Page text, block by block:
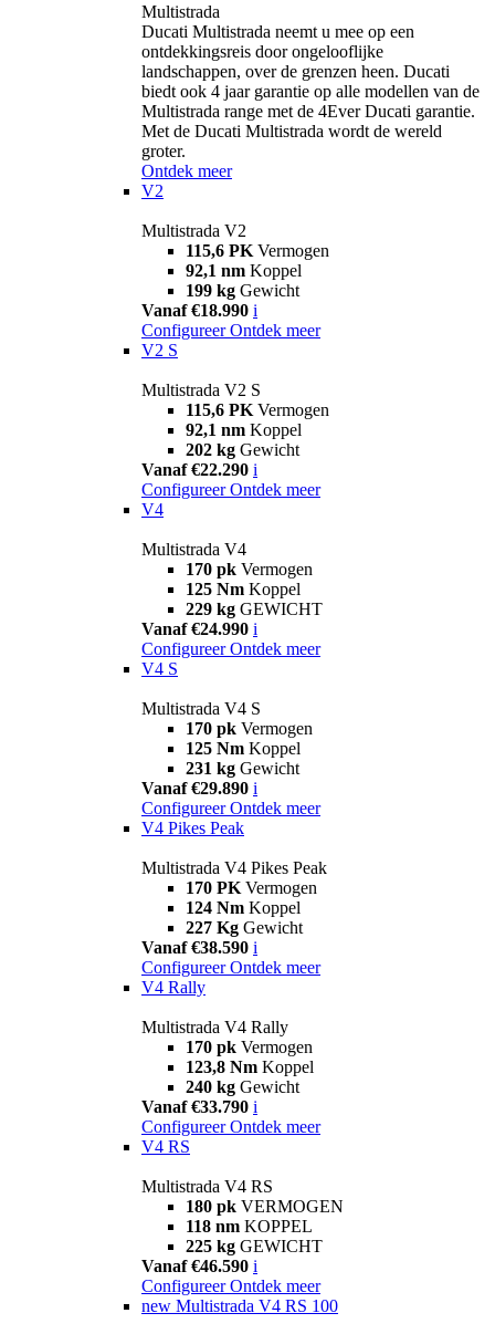
Multistrada
Ducati Multistrada neemt u mee op een
ontdekkingsreis door ongelooflijke
landschappen, over de grenzen heen. Ducati
biedt ook 4 jaar garantie op alle modellen van de
Multistrada range met de 4Ever Ducati garantie.
Met de Ducati Multistrada wordt de wereld
groter.
Ontdek meer
V2
Multistrada V2
115,6 PK Vermogen
92,1 nm Koppel
199 kg Gewicht
Vanaf €18.990 i
Configureer Ontdek meer
V2 S
Multistrada V2 S
115,6 PK Vermogen
92,1 nm Koppel
202 kg Gewicht
Vanaf €22.290 i
Configureer Ontdek meer
V4
Multistrada V4
170 pk Vermogen
125 Nm Koppel
229 kg GEWICHT
Vanaf €24.990 i
Configureer Ontdek meer
V4 S
Multistrada V4 S
170 pk Vermogen
125 Nm Koppel
231 kg Gewicht
Vanaf €29.890 i
Configureer Ontdek meer
V4 Pikes Peak
Multistrada V4 Pikes Peak
170 PK Vermogen
124 Nm Koppel
227 Kg Gewicht
Vanaf €38.590 i
Configureer Ontdek meer
V4 Rally
Multistrada V4 Rally
170 pk Vermogen
123,8 Nm Koppel
240 kg Gewicht
Vanaf €33.790 i
Configureer Ontdek meer
V4 RS
Multistrada V4 RS
180 pk VERMOGEN
118 nm KOPPEL
225 kg GEWICHT
Vanaf €46.590 i
Configureer Ontdek meer
new Multistrada V4 RS 100